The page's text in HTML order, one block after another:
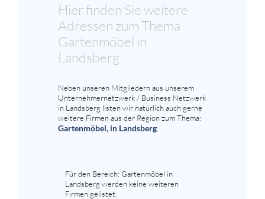
Hier finden Sie weitere
Adressen zum Thema
Gartenmöbel in
Landsberg
Neben unseren Mitgliedern aus unserem
Unternehmernetzwerk / Business Netzwerk
in Landsberg listen wir natürlich auch gerne
weitere Firmen aus der Region zum Thema:
Gartenmöbel, in Landsberg
Für den Bereich: Gartenmöbel in
Landsberg werden keine weiteren
Firmen gelistet.